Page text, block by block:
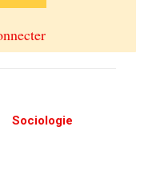
Sociologie